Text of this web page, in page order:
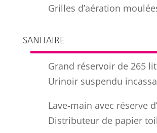
Grilles d’aération
SANITAIRE
Grand réservoir de 265
Urinoir suspendu
Lave-main avec réserve
Distributeur de papier